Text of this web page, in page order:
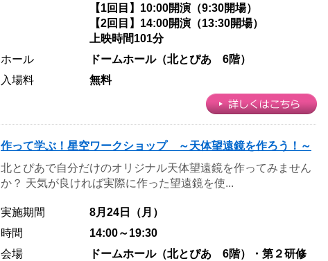
【1回目】10:00開演（9:30開場）
【2回目】14:00開演（13:30開場）
上映時間101分
ホール
ドームホール（北とぴあ 6階）
入場料
無料
作って学ぶ！星空ワークショップ ～天体望遠鏡を作ろう！～
北とぴあで自分だけのオリジナル天体望遠鏡を作ってみません
か？ 天気が良ければ実際に作った望遠鏡を使...
実施期間
8月24日（月）
時間
14:00～19:30
会場
ドームホール（北とぴあ 6階）・第２研修